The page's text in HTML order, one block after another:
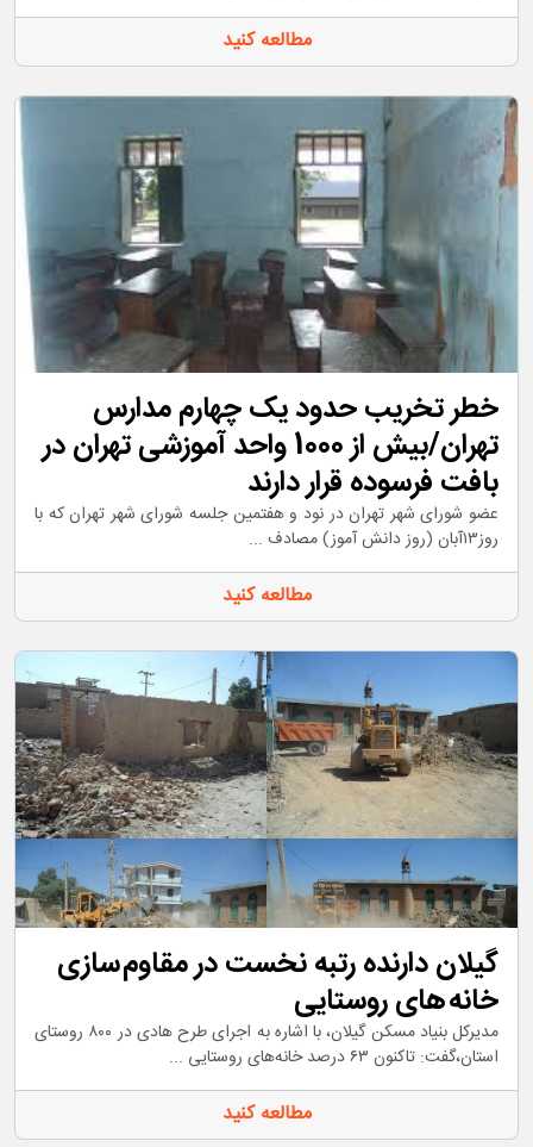
مطالعه کنید
خطر تخریب حدود یک چهارم مدارس
تهران/بیش از 1000 واحد آموزشی تهران در
بافت فرسوده قرار دارند
عضو شورای شهر تهران در نود و هفتمین جلسه شورای شهر تهران که با
روز۱۳آبان (روز دانش آموز) مصادف ...
مطالعه کنید
گیلان دارنده رتبه نخست در مقاوم سازی
خانه های روستایی
مدیرکل بنیاد مسکن گیلان، با اشاره به اجرای طرح هادی در ۸۰۰ روستای
استان،گفت: تاکنون ۶۳ درصد خانه‌های روستایی ...
مطالعه کنید